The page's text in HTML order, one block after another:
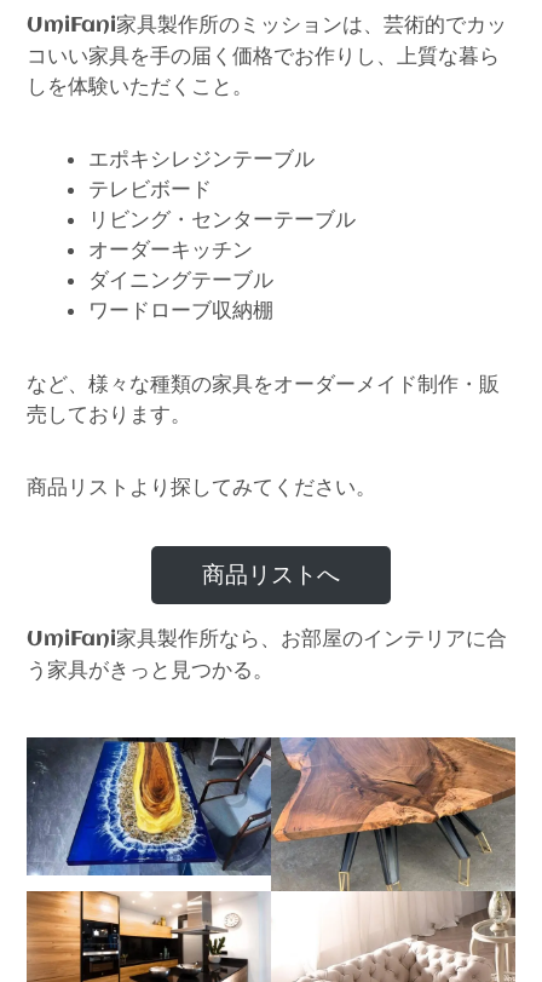
UmiFani家具製作所のミッションは、芸術的でカッ
コいい家具を手の届く価格でお作りし、上質な暮ら
しを体験いただくこと。
エポキシレジンテーブル
テレビボード
リビング・センターテーブル
オーダーキッチン
ダイニングテーブル
ワードローブ収納棚
など、様々な種類の家具をオーダーメイド制作・販
売しております。
商品リストより探してみてください。
商品リストへ
UmiFani家具製作所なら、お部屋のインテリアに合
う家具がきっと見つかる。